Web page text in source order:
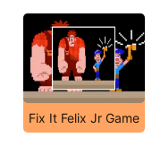
Fix It Felix Jr Game